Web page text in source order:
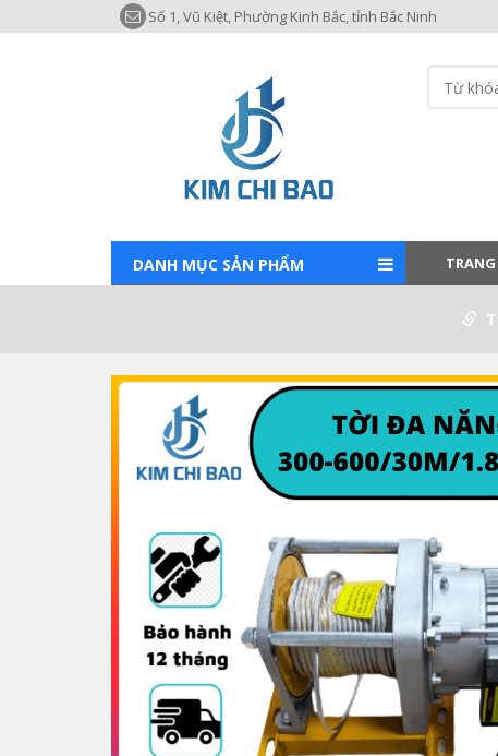
Số 1, Vũ Kiệt, Phường Kinh Bắc, tỉnh Bắc Ninh
DANH MỤC SẢN PHẨM